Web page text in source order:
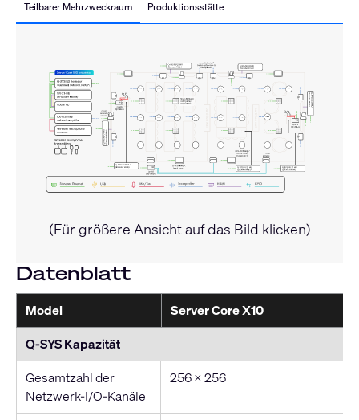
Teilbarer Mehrzweckraum Produktionsstätte
(Für größere Ansicht auf das Bild klicken)
Datenblatt
Model
Server Core X10
Q-SYS Kapazität
Gesamtzahl der
Netzwerk-I/O-Kanäle
256 x 256